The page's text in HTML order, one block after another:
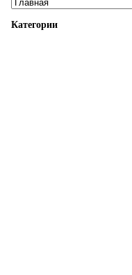
Категории